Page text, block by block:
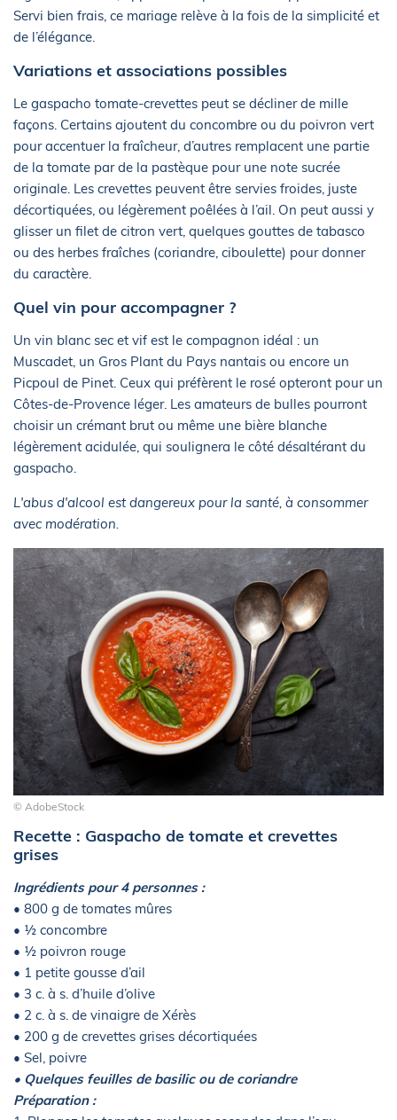
Servi bien frais, ce mariage relève à la fois de la simplicité et
de l’élégance.
Variations et associations possibles
Le gaspacho tomate-crevettes peut se décliner de mille
façons. Certains ajoutent du concombre ou du poivron vert
pour accentuer la fraîcheur, d’autres remplacent une partie
de la tomate par de la pastèque pour une note sucrée
originale. Les crevettes peuvent être servies froides, juste
décortiquées, ou légèrement poêlées à l’ail. On peut aussi y
glisser un filet de citron vert, quelques gouttes de tabasco
ou des herbes fraîches (coriandre, ciboulette) pour donner
du caractère.
Quel vin pour accompagner ?
Un vin blanc sec et vif est le compagnon idéal : un
Muscadet, un Gros Plant du Pays nantais ou encore un
Picpoul de Pinet. Ceux qui préfèrent le rosé opteront pour un
Côtes-de-Provence léger. Les amateurs de bulles pourront
choisir un crémant brut ou même une bière blanche
légèrement acidulée, qui soulignera le côté désaltérant du
gaspacho.
L'abus d'alcool est dangereux pour la santé, à consommer
avec modération.
© AdobeStock
Recette : Gaspacho de tomate et crevettes
grises
Ingrédients pour 4 personnes :
• 800 g de tomates mûres
• ½ concombre
• ½ poivron rouge
• 1 petite gousse d’ail
• 3 c. à s. d’huile d’olive
• 2 c. à s. de vinaigre de Xérès
• 200 g de crevettes grises décortiquées
• Sel, poivre
• Quelques feuilles de basilic ou de coriandre
Préparation :